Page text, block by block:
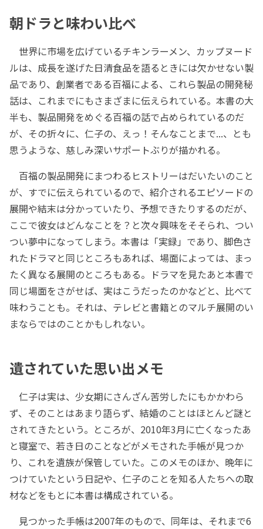
朝ドラと味わい比べ
世界に市場を広げているチキンラーメン、カップヌード
ルは、成長を遂げた日清食品を語るときには欠かせない製
品であり、創業者である百福による、これら製品の開発秘
話は、これまでにもさまざまに伝えられている。本書の大
半も、製品開発をめぐる百福の話で占められているのだ
が、その折々に、仁子の、えっ！そんなことまで...、とも
思うような、慈しみ深いサポートぶりが描かれる。
百福の製品開発にまつわるヒストリーはだいたいのこと
が、すでに伝えられているので、紹介されるエピソードの
展開や結末は分かっていたり、予想できたりするのだが、
ここで彼女はどんなことを？と次々興味をそそられ、つい
つい夢中になってしまう。本書は「実録」であり、脚色さ
れたドラマと同じところもあれば、場面によっては、まっ
たく異なる展開のところもある。ドラマを見たあと本書で
同じ場面をさがせば、実はこうだったのかなどと、比べて
味わうことも。それは、テレビと書籍とのマルチ展開のい
まならではのことかもしれない。
遺されていた思い出メモ
仁子は実は、少女期にさんざん苦労したにもかかわら
ず、そのことはあまり語らず、結婚のことはほとんど謎と
されてきたという。ところが、2010年3月に亡くなったあ
と寝室で、若き日のことなどがメモされた手帳が見つか
り、これを遺族が保管していた。このメモのほか、晩年に
つけていたという日記や、仁子のことを知る人たちへの取
材などをもとに本書は構成されている。
見つかった手帳は2007年のもので、同年は、それまで6